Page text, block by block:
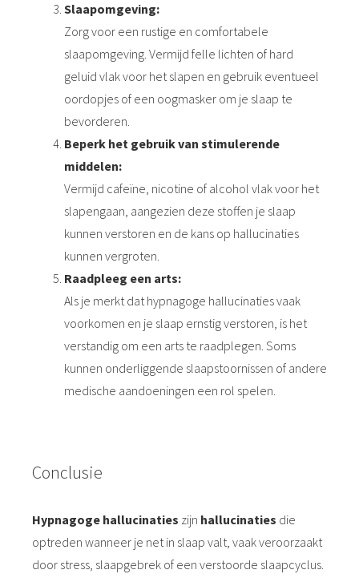
Slaapomgeving:
Zorg voor een rustige en comfortabele
slaapomgeving. Vermijd felle lichten of hard
geluid vlak voor het slapen en gebruik eventueel
oordopjes of een oogmasker om je slaap te
bevorderen.
Beperk het gebruik van stimulerende
middelen:
Vermijd cafeïne, nicotine of alcohol vlak voor het
slapengaan, aangezien deze stoffen je slaap
kunnen verstoren en de kans op hallucinaties
kunnen vergroten.
Raadpleeg een arts:
Als je merkt dat hypnagoge hallucinaties vaak
voorkomen en je slaap ernstig verstoren, is het
verstandig om een arts te raadplegen. Soms
kunnen onderliggende slaapstoornissen of andere
medische aandoeningen een rol spelen.
Conclusie
Hypnagoge hallucinaties zijn hallucinaties die
optreden wanneer je net in slaap valt, vaak veroorzaakt
door stress, slaapgebrek of een verstoorde slaapcyclus.